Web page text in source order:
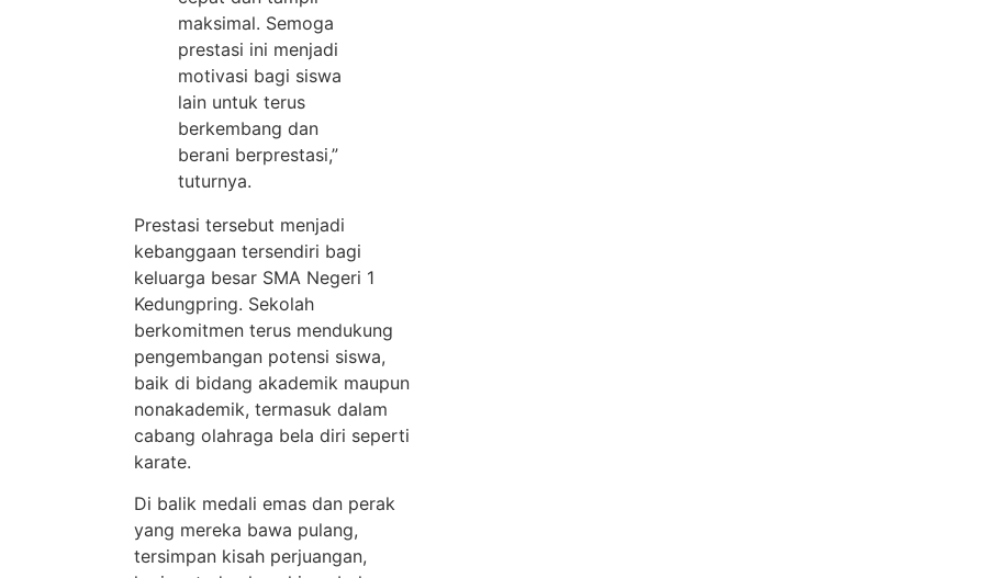
maksimal. Semoga
prestasi ini menjadi
motivasi bagi siswa
lain untuk terus
berkembang dan
berani berprestasi,”
tuturnya.
Prestasi tersebut menjadi
kebanggaan tersendiri bagi
keluarga besar SMA Negeri 1
Kedungpring. Sekolah
berkomitmen terus mendukung
pengembangan potensi siswa,
baik di bidang akademik maupun
nonakademik, termasuk dalam
cabang olahraga bela diri seperti
karate.
Di balik medali emas dan perak
yang mereka bawa pulang,
tersimpan kisah perjuangan,